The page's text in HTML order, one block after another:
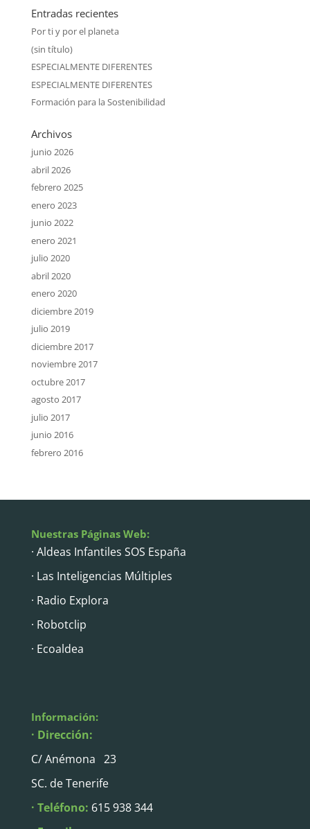
Entradas recientes
Por ti y por el planeta
(sin título)
ESPECIALMENTE DIFERENTES
ESPECIALMENTE DIFERENTES
Formación para la Sostenibilidad
Archivos
junio 2026
abril 2026
febrero 2025
enero 2023
junio 2022
enero 2021
julio 2020
abril 2020
enero 2020
diciembre 2019
julio 2019
diciembre 2017
noviembre 2017
octubre 2017
agosto 2017
julio 2017
junio 2016
febrero 2016
Nuestras Páginas Web:
· Aldeas Infantiles SOS España
· Las Inteligencias Múltiples
· Radio Explora
· Robotclip
· Ecoaldea
Información:
· Dirección:
C/ Anémona 23
SC. de Tenerife
· Teléfono: 615 938 344